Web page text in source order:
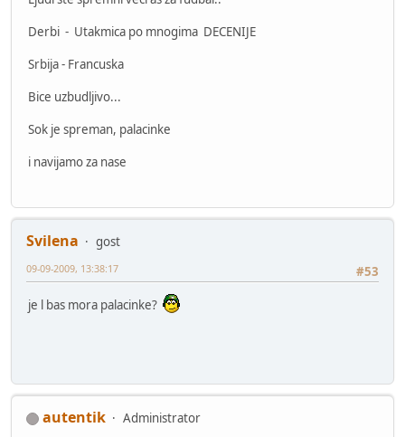
Derbi - Utakmica po mnogima DECENIJE
Srbija - Francuska
Bice uzbudljivo...
Sok je spreman, palacinke
i navijamo za nase
Svilena
gost
#53
09-09-2009, 13:38:17
je l bas mora palacinke?
autentik
Administrator